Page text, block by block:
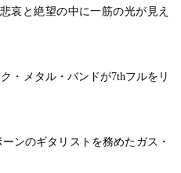
哀と絶望の中に一筋の光が見え
・メタル・バンドが7thフルをリ
ンのギタリストを務めたガス・